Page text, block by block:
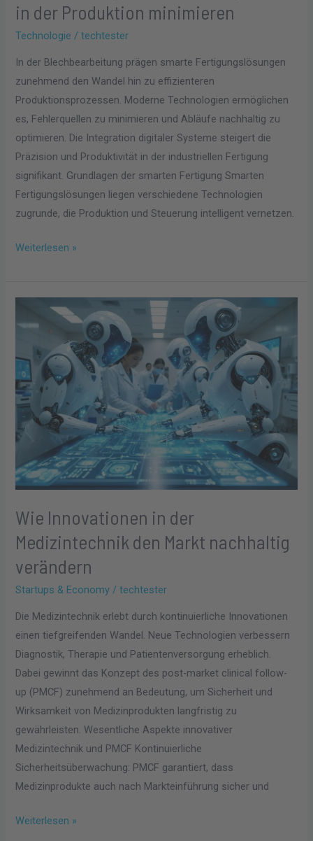
in der Produktion minimieren
Technologie /techtester
In der Blechbearbeitung prägen smarte Fertigungslösungen
zunehmend den Wandel hin zu effizienteren
Produktionsprozessen. Moderne Technologien ermöglichen
es, Fehlerquellen zu minimieren und Abläufe nachhaltig zu
optimieren. Die Integration digitaler Systeme steigert die
Präzision und Produktivität in der industriellen Fertigung
signifikant. Grundlagen der smarten Fertigung Smarten
Fertigungslösungen liegen verschiedene Technologien
zugrunde, die Produktion und Steuerung intelligent vernetzen.
Weiterlesen »
Wie Innovationen in der
Medizintechnik den Markt nachhaltig
verändern
Startups & Economy /techtester
Die Medizintechnik erlebt durch kontinuierliche Innovationen
einen tiefgreifenden Wandel. Neue Technologien verbessern
Diagnostik, Therapie und Patientenversorgung erheblich.
Dabei gewinnt das Konzept des post-market clinical follow-
up (PMCF) zunehmend an Bedeutung, um Sicherheit und
Wirksamkeit von Medizinprodukten langfristig zu
gewährleisten. Wesentliche Aspekte innovativer
Medizintechnik und PMCF Kontinuierliche
Sicherheitsüberwachung: PMCF garantiert, dass
Medizinprodukte auch nach Markteinführung sicher und
Innovationen
der
Medizintechnik
den
Markt
nachhaltig
verändern
Weiterlesen »